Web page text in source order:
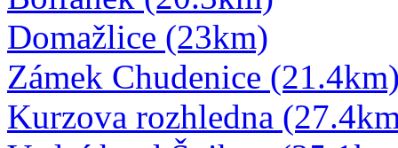
Domažlice (23km)
Zámek Chudenice
Kurzova rozhledna